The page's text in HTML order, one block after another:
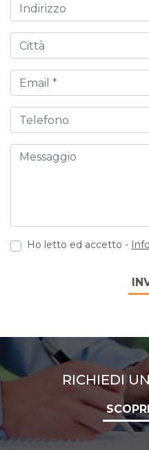
Città
Email
Telefono
Messaggio
Ho letto ed accetto -
RICHIEDI